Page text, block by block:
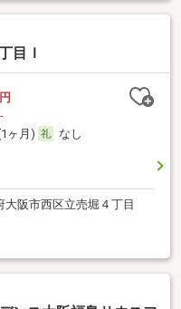
目Ｉ
ヶ月)
なし
大阪市西区立売堀４丁目